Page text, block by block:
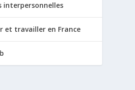
interpersonnelles
et travailler en France